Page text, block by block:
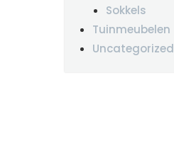
Sokkels
Tuinmeubelen
Uncategorized